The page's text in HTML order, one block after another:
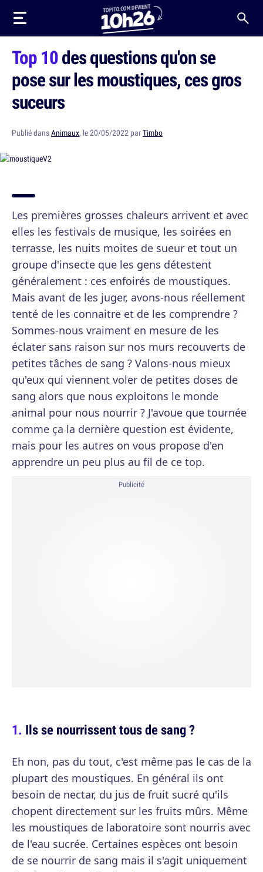
Top 10des questions qu'on se
pose sur les moustiques, ces gros
suceurs
Publié dansAnimaux, le 20/05/2022 parTimbo
Les premières grosses chaleurs arrivent et avec
elles les festivals de musique, les soirées en
terrasse, les nuits moites de sueur et tout un
groupe d'insecte que les gens détestent
généralement : ces enfoirés de moustiques.
Mais avant de les juger, avons-nous réellement
tenté de les connaitre et de les comprendre ?
Sommes-nous vraiment en mesure de les
éclater sans raison sur nos murs recouverts de
petites tâches de sang ? Valons-nous mieux
qu'eux qui viennent voler de petites doses de
sang alors que nous exploitons le monde
animal pour nous nourrir ? J'avoue que tournée
comme ça la dernière question est évidente,
mais pour les autres on vous propose d'en
apprendre un peu plus au fil de ce top.
Publicité
Ils se nourrissent tous de sang ?
Eh non, pas du tout, c'est même pas le cas de la
plupart des moustiques. En général ils ont
besoin de nectar, du jus de fruit sucré qu'ils
chopent directement sur les fruits mûrs. Même
les moustiques de laboratoire sont nourris avec
de l'eau sucrée. Certaines espèces ont besoin
de se nourrir de sang mais il s'agit uniquement